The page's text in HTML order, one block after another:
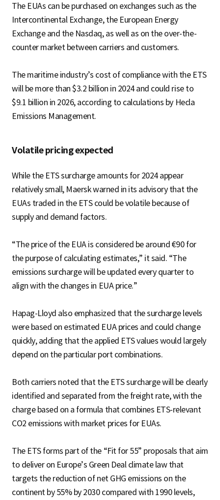
The EUAs can be purchased on exchanges such as the
Intercontinental Exchange, the European Energy
Exchange and the Nasdaq, as well as on the over-the-
counter market between carriers and customers.
The maritime industry’s cost of compliance with the ETS
will be more than $3.2 billion in 2024 and could rise to
$9.1 billion in 2026, according to calculations by Hecla
Emissions Management.
Volatile pricing expected
While the ETS surcharge amounts for 2024 appear
relatively small, Maersk warned in its advisory that the
EUAs traded in the ETS could be volatile because of
supply and demand factors.
“The price of the EUA is considered be around €90 for
the purpose of calculating estimates,” it said. “The
emissions surcharge will be updated every quarter to
align with the changes in EUA price.”
Hapag-Lloyd also emphasized that the surcharge levels
were based on estimated EUA prices and could change
quickly, adding that the applied ETS values would largely
depend on the particular port combinations.
Both carriers noted that the ETS surcharge will be clearly
identified and separated from the freight rate, with the
charge based on a formula that combines ETS-relevant
CO2 emissions with market prices for EUAs.
The ETS forms part of the “Fit for 55” proposals that aim
to deliver on Europe’s Green Deal climate law that
targets the reduction of net GHG emissions on the
continent by 55% by 2030 compared with 1990 levels,